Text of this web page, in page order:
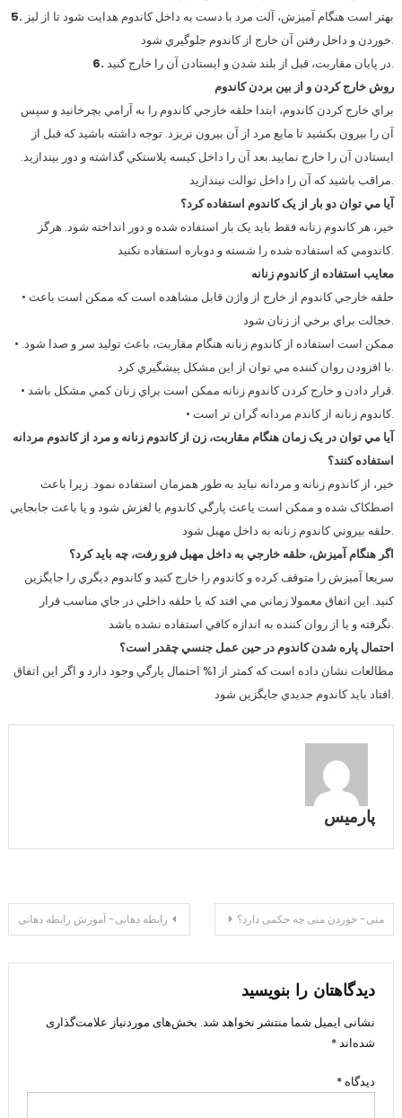
5.
خوردن و داخل رفتن آن خارج از کاندوم جلوگيري شود.
6.
در پايان مقاربت، قبل از بلند شدن و ايستادن آن را خارج کنيد.
روش خارج کردن و از بين بردن کاندوم
براي خارج کردن کاندوم، ابتدا حلقه خارجي کاندوم را به آرامي بچرخانيد و سپس
آن را بيرون بکشيد تا مايع مرد از آن بيرون نريزد. توجه داشته باشيد که قبل از
ايستادن آن را خارج نماييد.بعد آن را داخل کيسه پلاستکي گذاشته و دور بيندازيد.
مراقب باشيد که آن را داخل توالت نيندازيد.
آيا مي توان دو بار از يک کاندوم استفاده کرد؟
خير، هر کاندوم زنانه فقط بايد يک بار استفاده شده و دور انداخته شود. هرگز
کاندومي که استفاده شده را شسته و دوباره استفاده نکنيد.
معايب استفاده از کاندوم زنانه
• حلقه خارجي کاندوم از خارج از واژن قابل مشاهده است که ممکن است باعث
خجالت براي برخي از زنان شود.
• ممکن است استفاده از کاندوم زنانه هنگام مقاربت، باعث توليد سر و صدا شود.
با افزودن روان کننده مي توان از اين مشکل پيشگيري کرد.
• قرار دادن و خارج کردن کاندوم زنانه ممکن است براي زنان کمي مشکل باشد.
• کاندوم زنانه از کاندم مردانه گران تر است.
آيا مي توان در يک زمان هنگام مقاربت، زن از کاندوم زنانه و مرد از کاندوم مردانه
استفاده کنند؟
خير، از کاندوم زنانه و مردانه نبايد به طور همزمان استفاده نمود. زيرا باعث
اصطکاک شده و ممکن است ياعث پارگي کاندوم يا لغزش شود و يا باعث جابجايي
حلقه بيروني کاندوم زنانه به داخل مهبل شود.
اگر هنگام آميزش، حلقه خارجي به داخل مهبل فرو رفت، چه بايد کرد؟
سريعا آميزش را متوقف کرده و کاندوم را خارج کنيد و کاندوم ديگري را جايگزين
کنيد. اين اتفاق معمولا زماني مي افتد که يا حلقه داخلي در جاي مناسب قرار
نگرفته و يا از روان کننده به اندازه کافي استفاده نشده باشد.
احتمال پاره شدن کاندوم در حين عمل جنسي چقدر است؟
مطالعات نشان داده است که کمتر از 1% احتمال پارگي وجود دارد و اگر اين اتفاق
افتاد بايد کاندوم جديدي جايگزين شود.
پارمیس
راهبری
نوشته
رابطه دهانی- آموزش رابطه دهانی منی- خوردن منی چه حکمی دارد؟
دیدگاهتان را بنویسید
نشانی ایمیل شما منتشر نخواهد شد. بخش‌های موردنیاز علامت‌گذاری
شده‌اند*
دیدگاه *